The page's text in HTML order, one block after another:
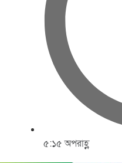
৫:১৫ অপরাহ্ণ